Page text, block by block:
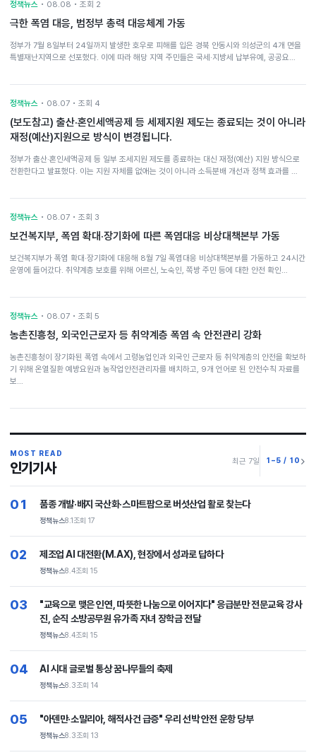
정책뉴스 • 08.08 • 조회 2
극한 폭염 대응, 범정부 총력 대응체계 가동
정부가 7월 8일부터 24일까지 발생한 호우로 피해를 입은 경북 안동시와 의성군의 4개 면을
특별재난지역으로 선포했다. 이에 따라 해당 지역 주민들은 국세·지방세 납부유예, 공공요…
정책뉴스 • 08.07 • 조회 4
(보도참고) 출산·혼인세액공제 등 세제지원 제도는 종료되는 것이 아니라
재정(예산)지원으로 방식이 변경됩니다.
정부가 출산·혼인세액공제 등 일부 조세지원 제도를 종료하는 대신 재정(예산) 지원 방식으로
전환한다고 발표했다. 이는 지원 자체를 없애는 것이 아니라 소득분배 개선과 정책 효과를 …
정책뉴스 • 08.07 • 조회 3
보건복지부, 폭염 확대·장기화에 따른 폭염대응 비상대책본부 가동
보건복지부가 폭염 확대·장기화에 대응해 8월 7일 폭염대응 비상대책본부를 가동하고 24시간
운영에 들어갔다. 취약계층 보호를 위해 어르신, 노숙인, 쪽방 주민 등에 대한 안전 확인…
정책뉴스 • 08.07 • 조회 5
농촌진흥청, 외국인근로자 등 취약계층 폭염 속 안전관리 강화
농촌진흥청이 장기화된 폭염 속에서 고령농업인과 외국인 근로자 등 취약계층의 안전을 확보하
기 위해 온열질환 예방요원과 농작업안전관리자를 배치하고, 9개 언어로 된 안전수칙 자료를
보…
MOST READ
인기기사 최근 7일 1–5 / 10
01 품종 개발·배지 국산화·스마트팜으로 버섯산업 활로 찾는다
정책뉴스8.1조회 17
02 제조업 AI 대전환(M.AX), 현장에서 성과로 답하다
정책뉴스8.4조회 15
03
"교육으로 맺은 인연, 따뜻한 나눔으로 이어지다" 응급분만 전문교육 강사
진, 순직 소방공무원 유가족 자녀 장학금 전달
정책뉴스8.4조회 15
04 AI 시대 글로벌 통상 꿈나무들의 축제
정책뉴스8.3조회 14
05 "아덴만·소말리아, 해적사건 급증" 우리 선박 안전 운항 당부
정책뉴스8.3조회 13